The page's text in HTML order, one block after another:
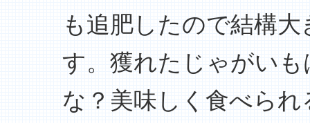
も追肥したので結構
す。獲れたじゃがい
な？美味しく食べら